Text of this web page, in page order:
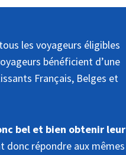
les voyageurs éligibles
bénéficient d’une
Français, Belges et
bel et bien obtenir leur
donc répondre aux mêmes